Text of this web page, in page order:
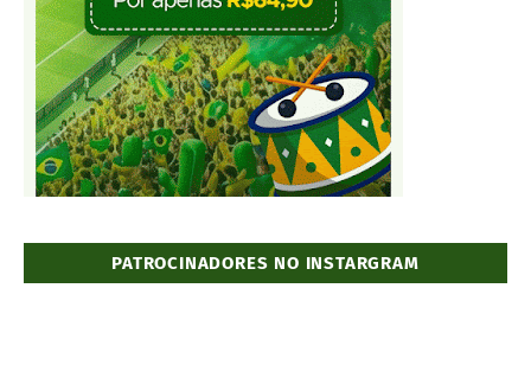
PATROCINADORES NO INSTARGRAM